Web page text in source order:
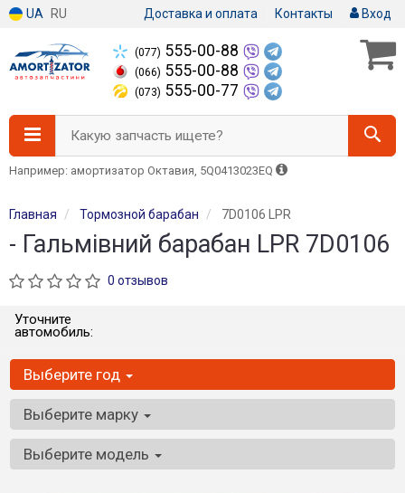
UA RU Доставка и оплата Контакты Вход
(077) 555-00-88
(066) 555-00-88
(073) 555-00-77
Какую запчасть ищете?
Например: амортизатор Октавия, 5Q0413023EQ
Главная Тормозной барабан 7D0106 LPR
- Гальмівний барабан LPR 7D0106
0 отзывов
Уточните
автомобиль:
Выберите год
Выберите марку
Выберите модель